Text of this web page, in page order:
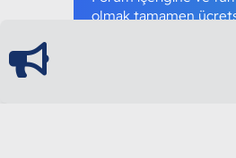
olmak tamamen